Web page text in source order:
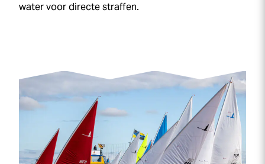
water voor directe straffen.